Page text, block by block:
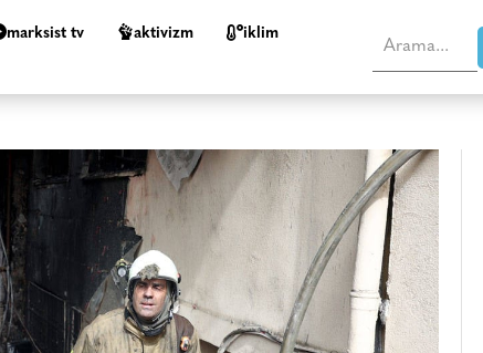
marksist tv aktivizm i̇klim